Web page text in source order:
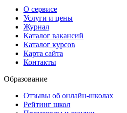
О сервисе
Услуги и цены
Журнал
Каталог вакансий
Каталог курсов
Карта сайта
Контакты
Образование
Отзывы об онлайн-школах
Рейтинг школ